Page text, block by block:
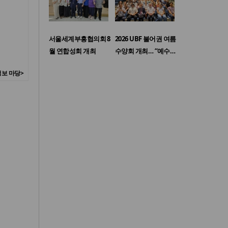
마당>
서울세계부흥협의회 8
월 연합성회 개최
2026 UBF 불어권 여름
수양회 개최… “예수…